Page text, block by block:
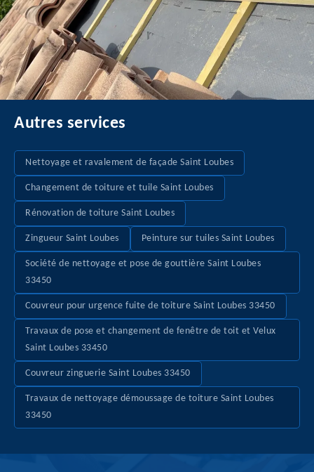
Autres services
Nettoyage et ravalement de façade Saint Loubes
Changement de toiture et tuile Saint Loubes
Rénovation de toiture Saint Loubes
Zingueur Saint Loubes Peinture sur tuiles Saint Loubes
Société de nettoyage et pose de gouttière Saint Loubes
33450
Couvreur pour urgence fuite de toiture Saint Loubes 33450
Travaux de pose et changement de fenêtre de toit et Velux
Saint Loubes 33450
Couvreur zinguerie Saint Loubes 33450
Travaux de nettoyage démoussage de toiture Saint Loubes
33450